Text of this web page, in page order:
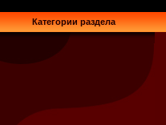
Категории раздела